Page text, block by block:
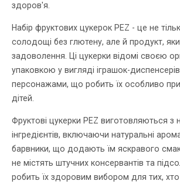
здоров'я.
Набір фруктових цукерок PEZ - це не
солодощі без глютену, але й продукт,
задоволення. Ці цукерки відомі своєю
упаковкою у вигляді іграшок-
персонажами, що робить їх особливо
дітей.
Фруктові цукерки PEZ виготовляються з
інгредієнтів, включаючи натуральні
барвники, що додають їм яскравого
не містять штучних консервантів та
робить їх здоровим вибором для тих,